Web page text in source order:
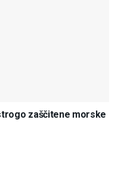
zaščitene morske